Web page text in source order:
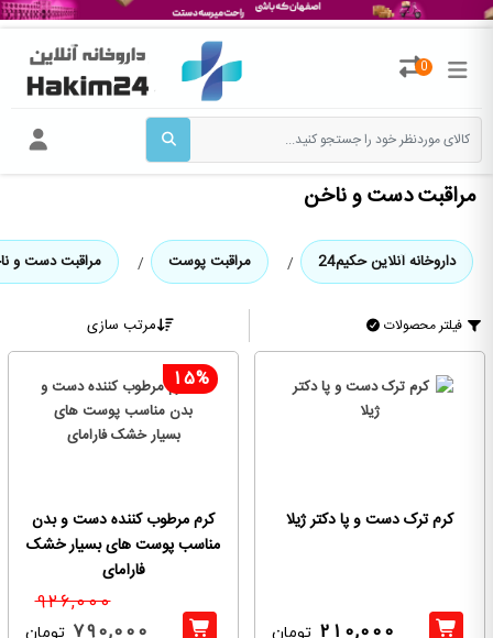
0
مراقبت دست و ناخن
داروخانه آنلاین حکیم24 مراقبت پوست مراقبت دست و
فیلتر محصولات مرتب سازی
کرم ترک دست و پا دکتر ژیلا
210,000 تومان
15%
کرم مرطوب کننده دست و بدن
مناسب پوست های بسیار خشک
فارامای
926,000
790,000 تومان